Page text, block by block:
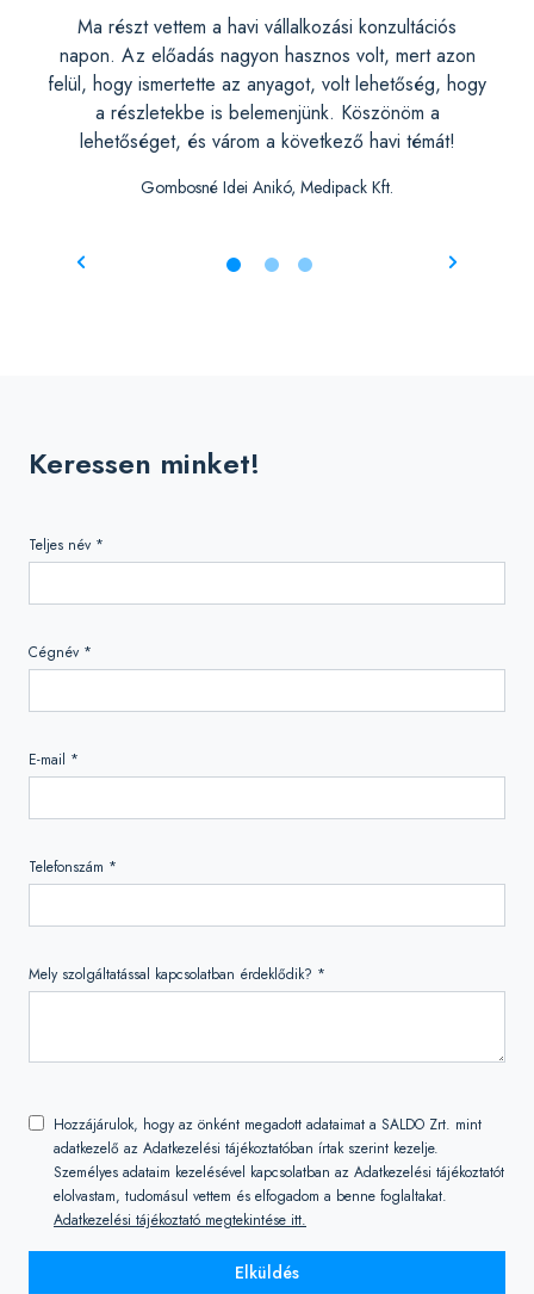
Ma részt vettem a havi vállalkozási konzultációs
napon. Az előadás nagyon hasznos volt, mert azon
felül, hogy ismertette az anyagot, volt lehetőség, hogy
a részletekbe is belemenjünk. Köszönöm a
lehetőséget, és várom a következő havi témát!
Gombosné Idei Anikó, Medipack Kft.
Keressen minket!
Teljes név *
Cégnév *
E-mail *
Telefonszám *
Mely szolgáltatással kapcsolatban érdeklődik? *
Hozzájárulok, hogy az önként megadott adataimat a SALDO Zrt. mint
adatkezelő az Adatkezelési tájékoztatóban írtak szerint kezelje.
Személyes adataim kezelésével kapcsolatban az Adatkezelési tájékoztatót
elolvastam, tudomásul vettem és elfogadom a benne foglaltakat.
Adatkezelési tájékoztató megtekintése itt.
Elküldés